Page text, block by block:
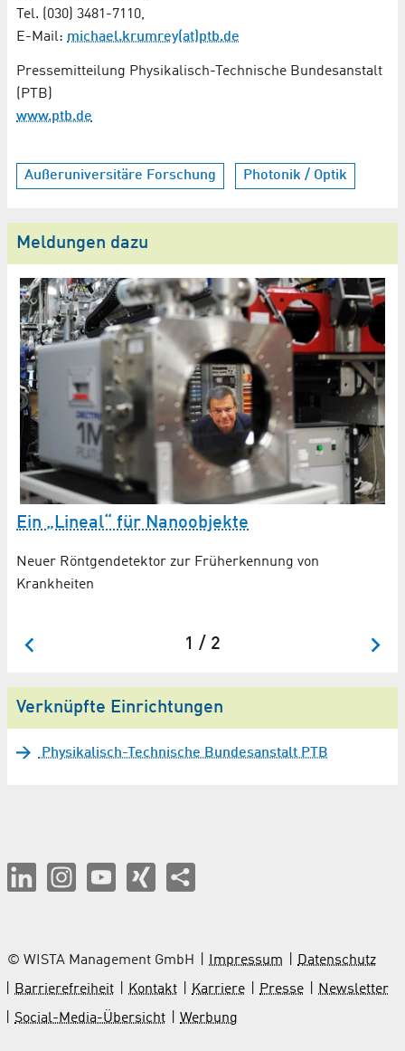
Tel. (030) 3481-7110,
E-Mail: michael.krumrey(at)ptb.de
Pressemitteilung Physikalisch-Technische Bundesanstalt
(PTB)
www.ptb.de
Außeruniversitäre Forschung Photonik / Optik
Meldungen dazu
Ein „Lineal“ für Nanoobjekte
Neuer Röntgendetektor zur Früherkennung von
Krankheiten
1 / 2
Verknüpfte Einrichtungen
Physikalisch-Technische Bundesanstalt PTB
© WISTA Management GmbH Impressum
Datenschutz
Barrierefreiheit
Kontakt Karriere Presse
Newsletter
Social-Media-Übersicht
Werbung